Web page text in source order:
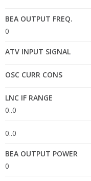
BEA OUTPUT FREQ.
0
ATV INPUT SIGNAL
OSC CURR CONS
LNC IF RANGE
0..0
0..0
BEA OUTPUT POWER
0